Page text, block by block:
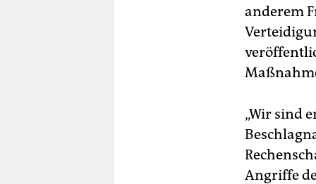
anderem
„Wir sind
Angriffe